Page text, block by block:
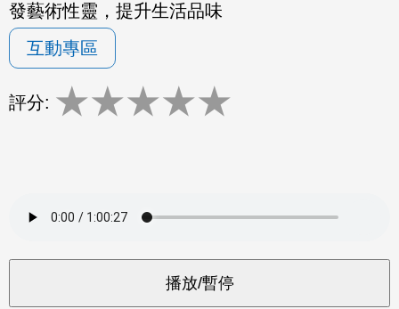
發藝術性靈，提升生活品味
互動專區
評分: ★★★★★